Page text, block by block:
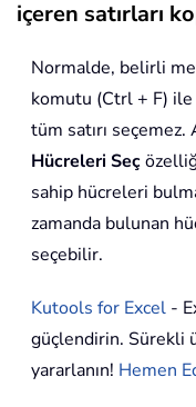
içeren satırları
Normalde, belirli
komutu (Ctrl + F)
tüm satırı seçemez.
Hücreleri Seç
sahip hücreleri
zamanda bulunan
seçebilir.
Kutools for Excel -
güçlendirin. Sürekli
yararlanın! Hemen